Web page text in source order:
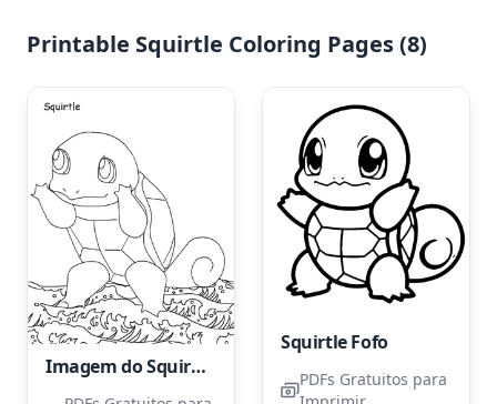
Printable Squirtle Coloring Pages (8)
Imagem do Squirtle
Squirtle Fofo
PDFs Gratuitos para